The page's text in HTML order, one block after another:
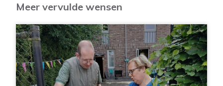
Meer vervulde wensen